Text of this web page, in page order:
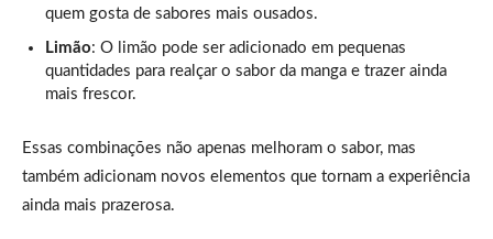
quem gosta de sabores mais ousados.
Limão: O limão pode ser adicionado em pequenas
quantidades para realçar o sabor da manga e trazer ainda
mais frescor.
Essas combinações não apenas melhoram o sabor, mas
também adicionam novos elementos que tornam a experiência
ainda mais prazerosa.